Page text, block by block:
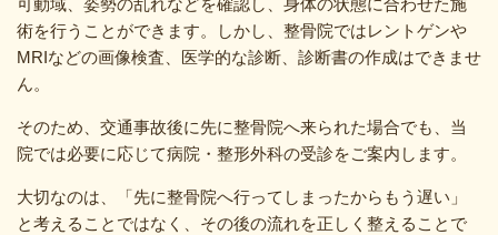
可動域、姿勢の乱れなどを確認し、身体の状態に合わせた施
術を行うことができます。しかし、整骨院ではレントゲンや
MRIなどの画像検査、医学的な診断、診断書の作成はできませ
ん。
そのため、交通事故後に先に整骨院へ来られた場合でも、当
院では必要に応じて病院・整形外科の受診をご案内します。
大切なのは、「先に整骨院へ行ってしまったからもう遅い」
と考えることではなく、その後の流れを正しく整えることで